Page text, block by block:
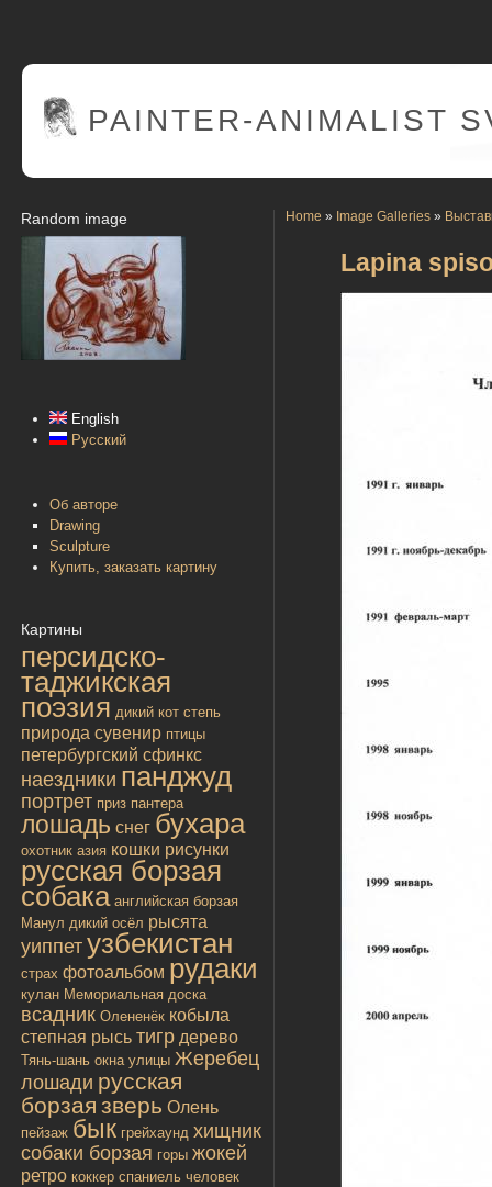
PAINTER-ANIMALIST
Random image
English
Русский
Об авторе
Drawing
Sculpture
Купить, заказать картину
Картины
персидско-
таджикская
поэзия дикий кот степь
природа сувенир птицы
петербургский сфинкс
наездники панджуд
портрет приз пантера
лошадь снег бухара
охотник азия кошки рисунки
русская борзая
собака английская борзая
Манул дикий осёл рысята
уиппет узбекистан
страх фотоальбом рудаки
кулан Мемориальная доска
всадник Олененёк кобыла
степная рысь тигр дерево
Тянь-шань окна улицы Жеребец
лошади русская
борзая зверь Олень
пейзаж бык грейхаунд хищник
собаки борзая горы жокей
ретро коккер спаниель человек
Home » Image Galleries »
Lapina